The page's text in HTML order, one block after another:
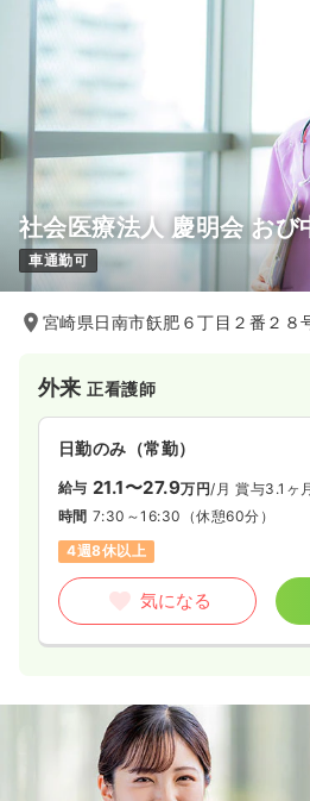
社会医療法人 慶明会 おび
車通勤可
宮崎県日南市飫肥６丁目２番２８
外来正看護師
日勤のみ（常勤）
給与 21.1〜27.9万円/月 賞与3.1ヶ
時間 7:30～16:30 （休憩60分）
4週8休以上
気になる